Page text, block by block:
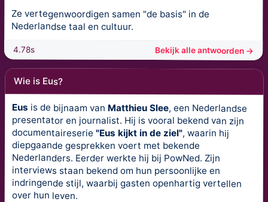
Ze vertegenwoordigen samen "de basis" in de
Nederlandse taal en cultuur.
4.78s Bekijk alle antwoorden →
Wie is Eus?
Eus is de bijnaam van Matthieu Slee, een Nederlandse
presentator en journalist. Hij is vooral bekend van zijn
documentaireserie"Eus kijkt in de ziel", waarin hij
diepgaande gesprekken voert met bekende
Nederlanders. Eerder werkte hij bij PowNed. Zijn
interviews staan bekend om hun persoonlijke en
indringende stijl, waarbij gasten openhartig vertellen
over hun leven.